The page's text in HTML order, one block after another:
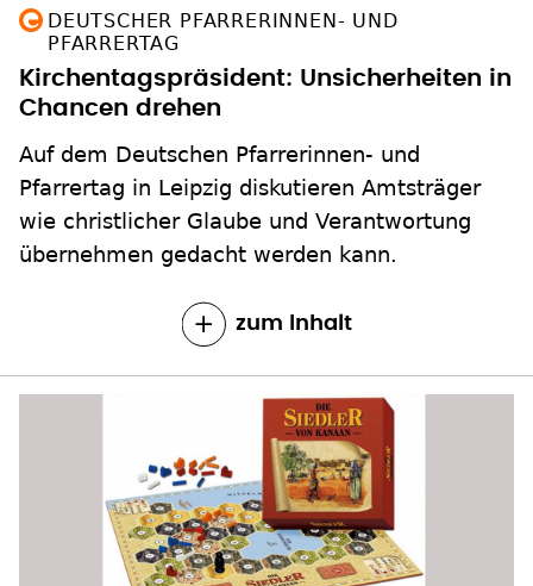
DEUTSCHER PFARRERINNEN- UND
PFARRERTAG
Kirchentagspräsident: Unsicherheiten in
Chancen drehen
Auf dem Deutschen Pfarrerinnen- und
Pfarrertag in Leipzig diskutieren Amtsträger
wie christlicher Glaube und Verantwortung
übernehmen gedacht werden kann.
zum Inhalt